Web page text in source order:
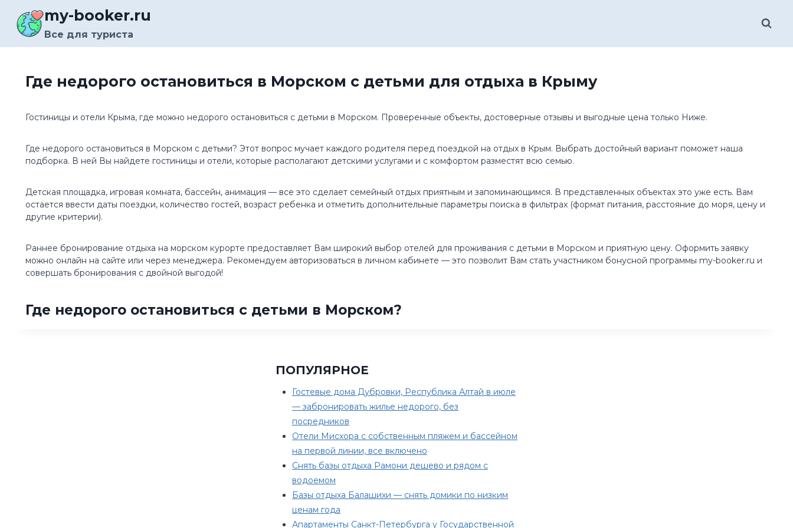
содержимому
my-booker.ru
Все для туриста
Где недорого остановиться в Морском с детьми для отдыха в Крыму
Гостиницы и отели Крыма, где можно недорого остановиться с детьми в Морском. Проверенные объекты, достоверные отзывы и выгодные цена только Ниже.
Где недорого остановиться в Морском с детьми? Этот вопрос мучает каждого родителя перед поездкой на отдых в Крым. Выбрать достойный вариант поможет наша
подборка. В ней Вы найдете гостиницы и отели, которые располагают детскими услугами и с комфортом разместят всю семью.
Детская площадка, игровая комната, бассейн, анимация — все это сделает семейный отдых приятным и запоминающимся. В представленных объектах это уже есть. Вам
остается ввести даты поездки, количество гостей, возраст ребенка и отметить дополнительные параметры поиска в фильтрах (формат питания, расстояние до моря, цену и
другие критерии).
Раннее бронирование отдыха на морском курорте предоставляет Вам широкий выбор отелей для проживания с детьми в Морском и приятную цену. Оформить заявку
можно онлайн на сайте или через менеджера. Рекомендуем авторизоваться в личном кабинете — это позволит Вам стать участником бонусной программы my-booker.ru и
совершать бронирования с двойной выгодой!
Где недорого остановиться с детьми в Морском?
ПОПУЛЯРНОЕ
Гостевые дома Дубровки, Республика Алтай в июле
— забронировать жилье недорого, без
посредников
Отели Мисхора с собственным пляжем и бассейном
на первой линии, все включено
Снять базы отдыха Рамони дешево и рядом с
водоемом
Базы отдыха Балашихи — снять домики по низким
ценам года
Апартаменты Санкт-Петербурга у Государственной